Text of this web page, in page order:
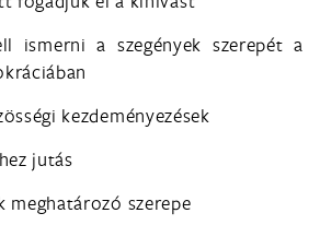
ismerni a szegények szerepét a
kezdeményezések
jutás
meghatározó szerepe